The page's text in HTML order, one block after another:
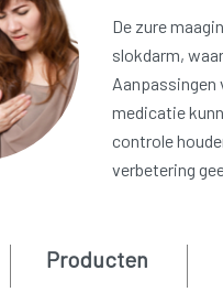
De zure
slokdarm,
Aanpassingen
medicatie
controle
verbetering
Producten